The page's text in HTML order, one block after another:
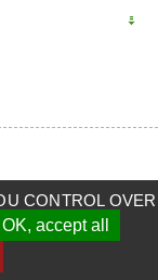
Tous droits
CONTROL OVER
accept all